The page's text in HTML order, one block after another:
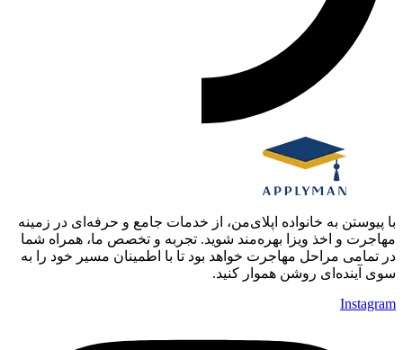
با پیوستن به خانواده اپلای‌من، از خدمات جامع و حرفه‌ای در زمینه
مهاجرت و اخذ ویزا بهره‌مند شوید. تجربه و تخصص ما، همراه شما
در تمامی مراحل مهاجرت خواهد بود تا با اطمینان مسیر خود را به
سوی آینده‌ای روشن هموار کنید.
Instagram